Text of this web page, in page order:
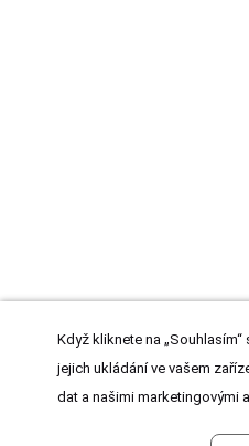
Když kliknete na
jejich ukládání ve vašem
dat a našimi marketingovými